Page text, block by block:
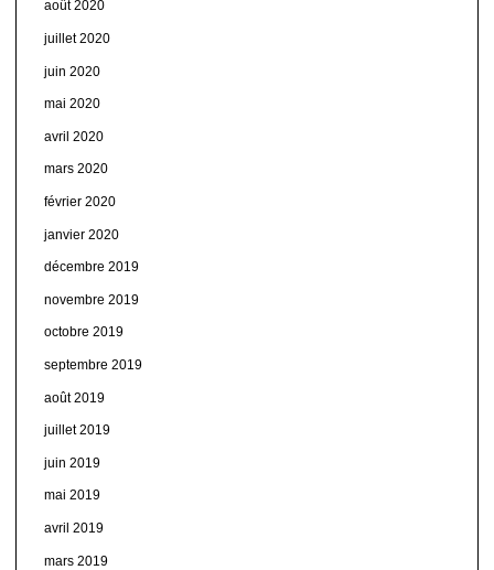
août 2020
juillet 2020
juin 2020
mai 2020
avril 2020
mars 2020
février 2020
janvier 2020
décembre 2019
novembre 2019
octobre 2019
septembre 2019
août 2019
juillet 2019
juin 2019
mai 2019
avril 2019
mars 2019